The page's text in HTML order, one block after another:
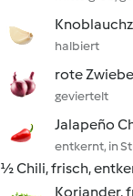
halbiert
rote
geviertelt
Jalapeño
entkernt, in
½ Chili, frisch,
Koriander,